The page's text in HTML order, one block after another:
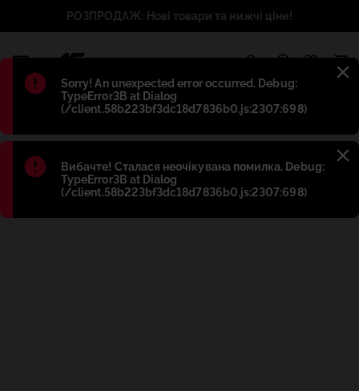
Błąd:
Sorry! An unexpected error occurred. Debug:
TypeError3B at Dialog
(/client.58b223bf3dc18d7836b0.js:2307:698)
Błąd:
Вибачте! Сталася неочікувана помилка. Debug:
TypeError3B at Dialog
(/client.58b223bf3dc18d7836b0.js:2307:698)
РОЗПРОДАЖ: Нові товари та нижчі ціни!